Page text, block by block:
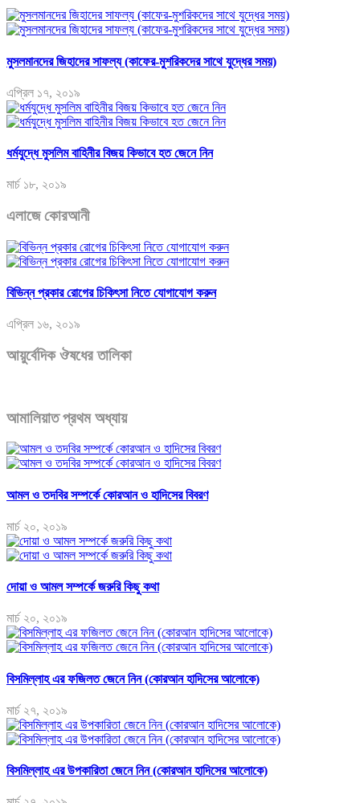
মুসলমানদের জিহাদের সাফল্য (কাফের-মুশরিকদের সাথে যুদ্ধের সময়)
এপ্রিল ১৭, ২০১৯
ধর্মযুদ্ধে মুসলিম বাহিনীর বিজয় কিভাবে হত জেনে নিন
মার্চ ১৮, ২০১৯
এলাজে কোরআনী
বিভিন্ন প্রকার রোগের চিকিৎসা নিতে যোগাযোগ করুন
এপ্রিল ১৬, ২০১৯
আয়ুর্বেদিক ঔষধের তালিকা
আমালিয়াত প্রথম অধ্যায়
আমল ও তদবির সম্পর্কে কোরআন ও হাদিসের বিবরণ
মার্চ ২০, ২০১৯
দোয়া ও আমল সম্পর্কে জরুরি কিছু কথা
মার্চ ২০, ২০১৯
বিসমিল্লাহ এর ফজিলত জেনে নিন (কোরআন হাদিসের আলোকে)
মার্চ ২৭, ২০১৯
বিসমিল্লাহ এর উপকারিতা জেনে নিন (কোরআন হাদিসের আলোকে)